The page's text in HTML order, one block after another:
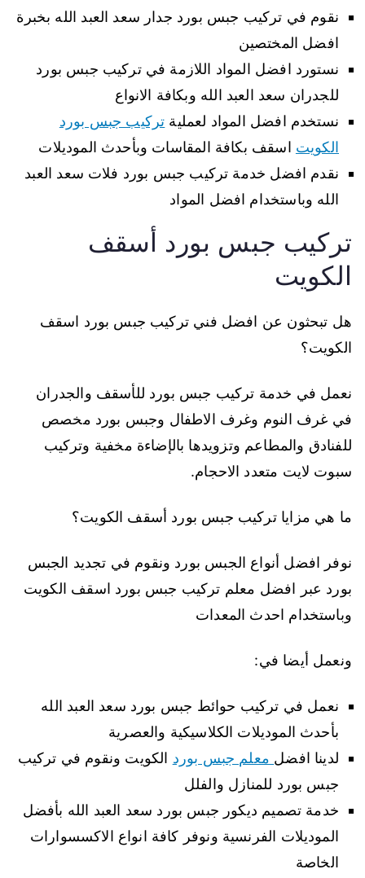
نقوم في تركيب جبس بورد جدار سعد العبد الله بخبرة
افضل المختصين
نستورد افضل المواد اللازمة في تركيب جبس بورد
للجدران سعد العبد الله وبكافة الانواع
نستخدم افضل المواد لعملية تركيب جبس بورد
الكويت اسقف بكافة المقاسات وبأحدث الموديلات
نقدم افضل خدمة تركيب جبس بورد فلات سعد العبد
الله وباستخدام افضل المواد
تركيب جبس بورد أسقف
الكويت
هل تبحثون عن افضل فني تركيب جبس بورد اسقف
الكويت؟
نعمل في خدمة تركيب جبس بورد للأسقف والجدران
في غرف النوم وغرف الاطفال وجبس بورد مخصص
للفنادق والمطاعم وتزويدها بالإضاءة مخفية وتركيب
سبوت لايت متعدد الاحجام.
ما هي مزايا تركيب جبس بورد أسقف الكويت؟
نوفر افضل أنواع الجبس بورد ونقوم في تجديد الجبس
بورد عبر افضل معلم تركيب جبس بورد اسقف الكويت
وباستخدام احدث المعدات
ونعمل أيضا في:
نعمل في تركيب حوائط جبس بورد سعد العبد الله
بأحدث الموديلات الكلاسيكية والعصرية
لدينا افضل معلم جبس بورد الكويت ونقوم في تركيب
جبس بورد للمنازل والفلل
خدمة تصميم ديكور جبس بورد سعد العبد الله بأفضل
الموديلات الفرنسية ونوفر كافة انواع الاكسسوارات
الخاصة